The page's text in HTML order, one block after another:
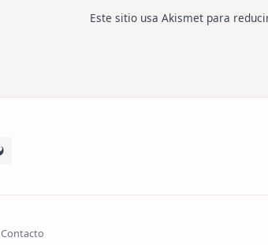
Este sitio usa Akismet para
Contacto